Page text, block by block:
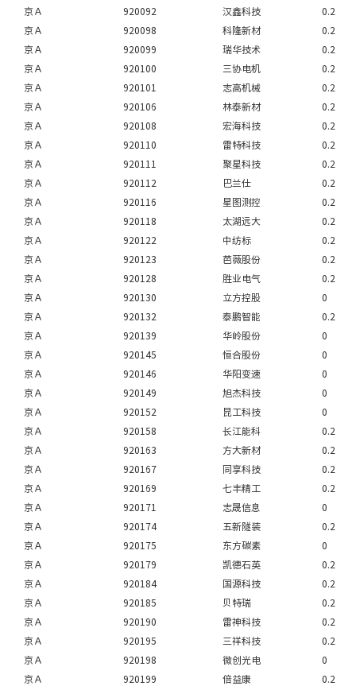
京Ａ
920092 汉鑫科技
0.2
京Ａ
920098 科隆新材
0.2
京Ａ
920099 瑞华技术
0.2
京Ａ
920100 三协电机
0.2
京Ａ
920101 志高机械
0.2
京Ａ
920106 林泰新材
0.2
京Ａ
920108 宏海科技
0.2
京Ａ
920110 雷特科技
0.2
京Ａ
920111 聚星科技
0.2
京Ａ
920112 巴兰仕
0.2
京Ａ
920116 星图测控
0.2
京Ａ
920118 太湖远大
0.2
京Ａ
920122 中纺标
0.2
京Ａ
920123 芭薇股份
0.2
京Ａ
920128 胜业电气
0.2
京Ａ
920130 立方控股
0
京Ａ
920132 泰鹏智能
0.2
京Ａ
920139 华岭股份
0
京Ａ
920145 恒合股份
0
京Ａ
920146 华阳变速
0
京Ａ
920149 旭杰科技
0
京Ａ
920152 昆工科技
0
京Ａ
920158 长江能科
0.2
京Ａ
920163 方大新材
0.2
京Ａ
920167 同享科技
0.2
京Ａ
920169 七丰精工
0.2
京Ａ
920171 志晟信息
0
京Ａ
920174 五新隧装
0.2
京Ａ
920175 东方碳素
0
京Ａ
920179 凯德石英
0.2
京Ａ
920184 国源科技
0.2
京Ａ
920185 贝特瑞
0.2
京Ａ
920190 雷神科技
0.2
京Ａ
920195 三祥科技
0.2
京Ａ
920198 微创光电
0
京Ａ
920199 倍益康
0.2